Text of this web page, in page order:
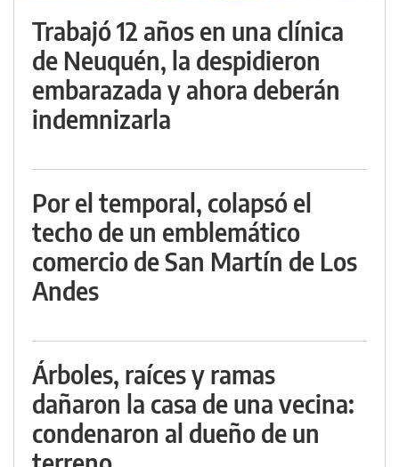
Trabajó 12 años en una clínica
de Neuquén, la despidieron
embarazada y ahora deberán
indemnizarla
Por el temporal, colapsó el
techo de un emblemático
comercio de San Martín de Los
Andes
Árboles, raíces y ramas
dañaron la casa de una vecina:
condenaron al dueño de un